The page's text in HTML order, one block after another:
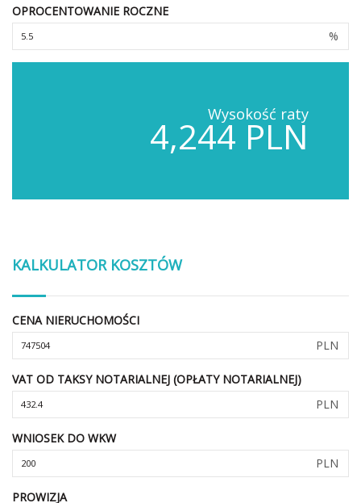
OPROCENTOWANIE ROCZNE
%
Wysokość raty
4,244 PLN
KALKULATOR KOSZTÓW
CENA NIERUCHOMOŚCI
PLN
VAT OD TAKSY NOTARIALNEJ (OPŁATY NOTARIALNEJ)
PLN
WNIOSEK DO WKW
PLN
PROWIZJA